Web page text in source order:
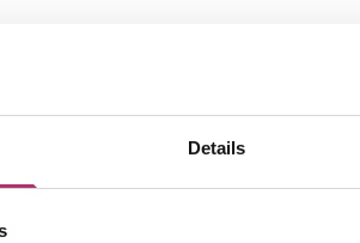
Details